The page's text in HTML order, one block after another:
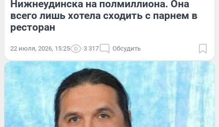
Нижнеудинска на полмиллиона. Она
всего лишь хотела сходить с парнем в
ресторан
22 июля, 2026, 15:25 3 317 Обсудить